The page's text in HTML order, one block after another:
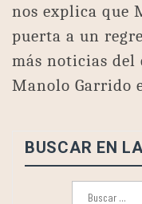
nos explica que
puerta a un
más noticias del
Manolo Garrido
BUSCAR EN